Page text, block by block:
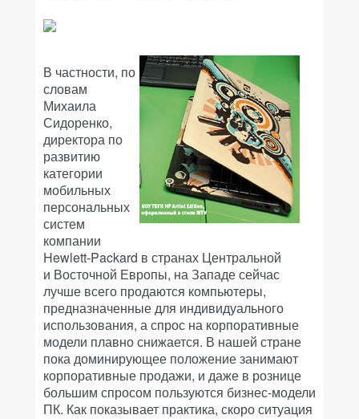
В частности, по
словам
Михаила
Сидоренко,
директора по
развитию
категории
мобильных
персональных
систем
компании
Hewlett-Packard в странах Центральной
и Восточной Европы, на Западе сейчас
лучше всего продаются компьютеры,
предназначенные для индивидуального
использования, а спрос на корпоративные
модели плавно снижается. В нашей стране
пока доминирующее положение занимают
корпоративные продажи, и даже в рознице
большим спросом пользуются бизнес-модели
ПК. Как показывает практика, скоро ситуация